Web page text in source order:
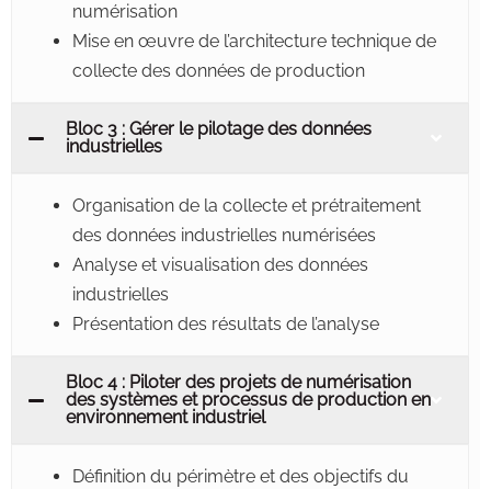
numérisation
Mise en œuvre de l’architecture technique de
collecte des données de production
Bloc 3 : Gérer le pilotage des données
industrielles
Organisation de la collecte et prétraitement
des données industrielles numérisées
Analyse et visualisation des données
industrielles
Présentation des résultats de l’analyse
Bloc 4 : Piloter des projets de numérisation
des systèmes et processus de production en
environnement industriel
Définition du périmètre et des objectifs du